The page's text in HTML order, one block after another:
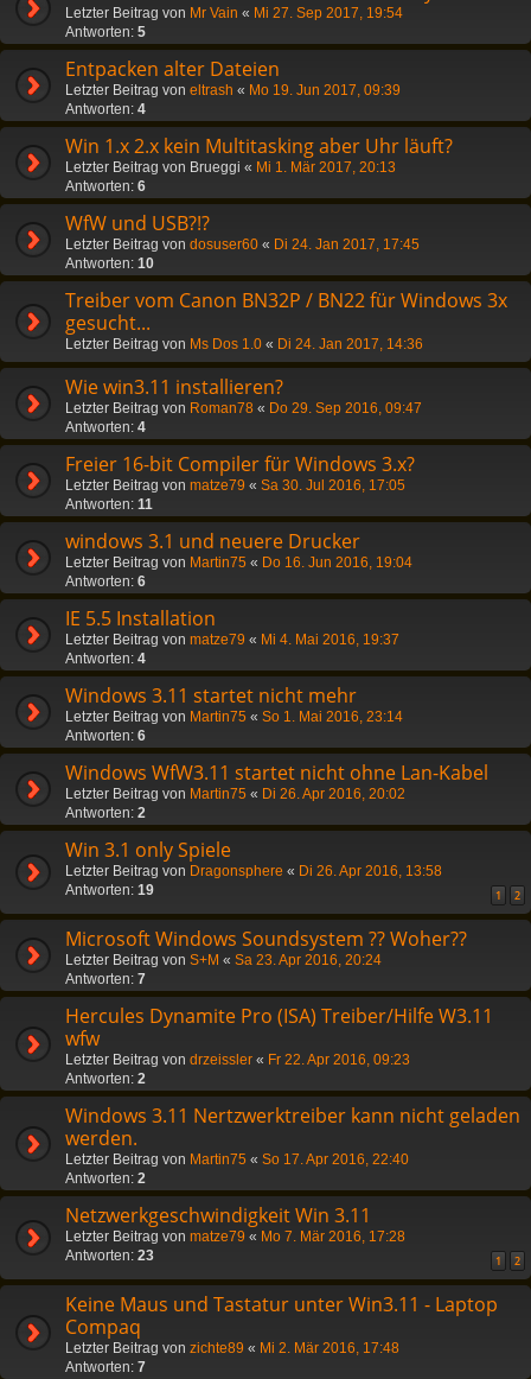
Letzter Beitrag von Mr Vain « Mi 27. Sep 2017, 19:54
Antworten: 5
Entpacken alter Dateien
Letzter Beitrag von eltrash « Mo 19. Jun 2017, 09:39
Antworten: 4
Win 1.x 2.x kein Multitasking aber Uhr läuft?
Letzter Beitrag von Brueggi « Mi 1. Mär 2017, 20:13
Antworten: 6
WfW und USB?!?
Letzter Beitrag von dosuser60 « Di 24. Jan 2017, 17:45
Antworten: 10
Treiber vom Canon BN32P / BN22 für Windows 3x
gesucht...
Letzter Beitrag von Ms Dos 1.0 « Di 24. Jan 2017, 14:36
Wie win3.11 installieren?
Letzter Beitrag von Roman78 « Do 29. Sep 2016, 09:47
Antworten: 4
Freier 16-bit Compiler für Windows 3.x?
Letzter Beitrag von matze79 « Sa 30. Jul 2016, 17:05
Antworten: 11
windows 3.1 und neuere Drucker
Letzter Beitrag von Martin75 « Do 16. Jun 2016, 19:04
Antworten: 6
IE 5.5 Installation
Letzter Beitrag von matze79 « Mi 4. Mai 2016, 19:37
Antworten: 4
Windows 3.11 startet nicht mehr
Letzter Beitrag von Martin75 « So 1. Mai 2016, 23:14
Antworten: 6
Windows WfW3.11 startet nicht ohne Lan-Kabel
Letzter Beitrag von Martin75 « Di 26. Apr 2016, 20:02
Antworten: 2
Win 3.1 only Spiele
Letzter Beitrag von Dragonsphere « Di 26. Apr 2016, 13:58
Antworten: 19 1 2
Microsoft Windows Soundsystem ?? Woher??
Letzter Beitrag von S+M « Sa 23. Apr 2016, 20:24
Antworten: 7
Hercules Dynamite Pro (ISA) Treiber/Hilfe W3.11
wfw
Letzter Beitrag von drzeissler « Fr 22. Apr 2016, 09:23
Antworten: 2
Windows 3.11 Nertzwerktreiber kann nicht geladen
werden.
Letzter Beitrag von Martin75 « So 17. Apr 2016, 22:40
Antworten: 2
Netzwerkgeschwindigkeit Win 3.11
Letzter Beitrag von matze79 « Mo 7. Mär 2016, 17:28
Antworten: 23 1 2
Keine Maus und Tastatur unter Win3.11 - Laptop
Compaq
Letzter Beitrag von zichte89 « Mi 2. Mär 2016, 17:48
Antworten: 7